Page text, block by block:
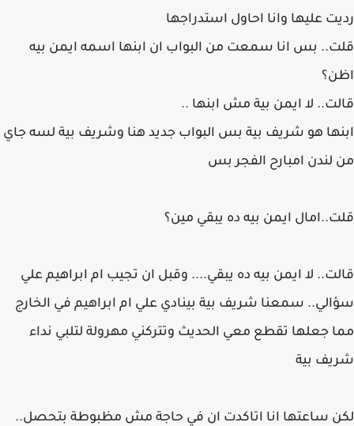
رديت عليها وانا احاول استدراجها
قلت.. بس انا سمعت من البواب ان ابنها اسمه ايمن بيه
اظن؟
قالت.. لا ايمن بية مش ابنها ..
ابنها هو شريف بية بس البواب جديد هنا وشريف بية لسه جاي
من لندن امبارح الفجر بس
قلت..امال ايمن بيه ده يبقي مين؟
قالت.. لا ايمن بيه ده يبقي.... وقبل ان تجيب ام ابراهيم علي
سؤالي.. سمعنا شريف بية بينادي علي ام ابراهيم في الخارج
مما جعلها تقطع معي الحديث وتتركني مهرولة لتلبي نداء
شريف بية
لكن ساعتها انا اتاكدت ان في حاجة مش مظبوطة بتحصل..